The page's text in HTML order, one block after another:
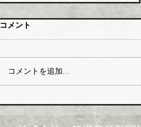
大阪管材組合 石油由来製品
の対策要望書を近畿経済産業
局へ
組合員企業１０４社を対象に
「中東情勢の変化に伴う供給不
米国・イスラエルのイランへ
コメント
コメントを追加…